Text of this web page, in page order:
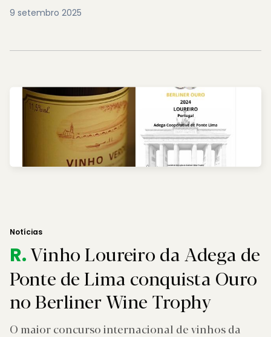
9 setembro 2025
Notícias
R.Vinho Loureiro da Adega de
Ponte de Lima conquista Ouro
no Berliner Wine Trophy
O maior concurso internacional de vinhos da